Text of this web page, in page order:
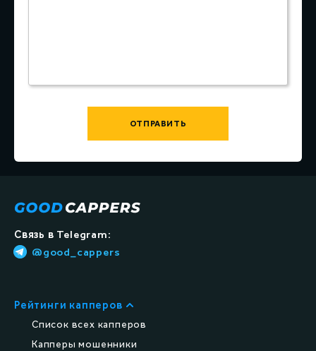
ОТПРАВИТЬ
Связь в Telegram:
@good_cappers
Рейтинги капперов
Список всех капперов
Капперы мошенники